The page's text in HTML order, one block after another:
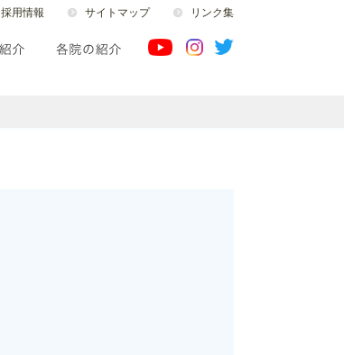
採用情報 サイトマップ リンク集